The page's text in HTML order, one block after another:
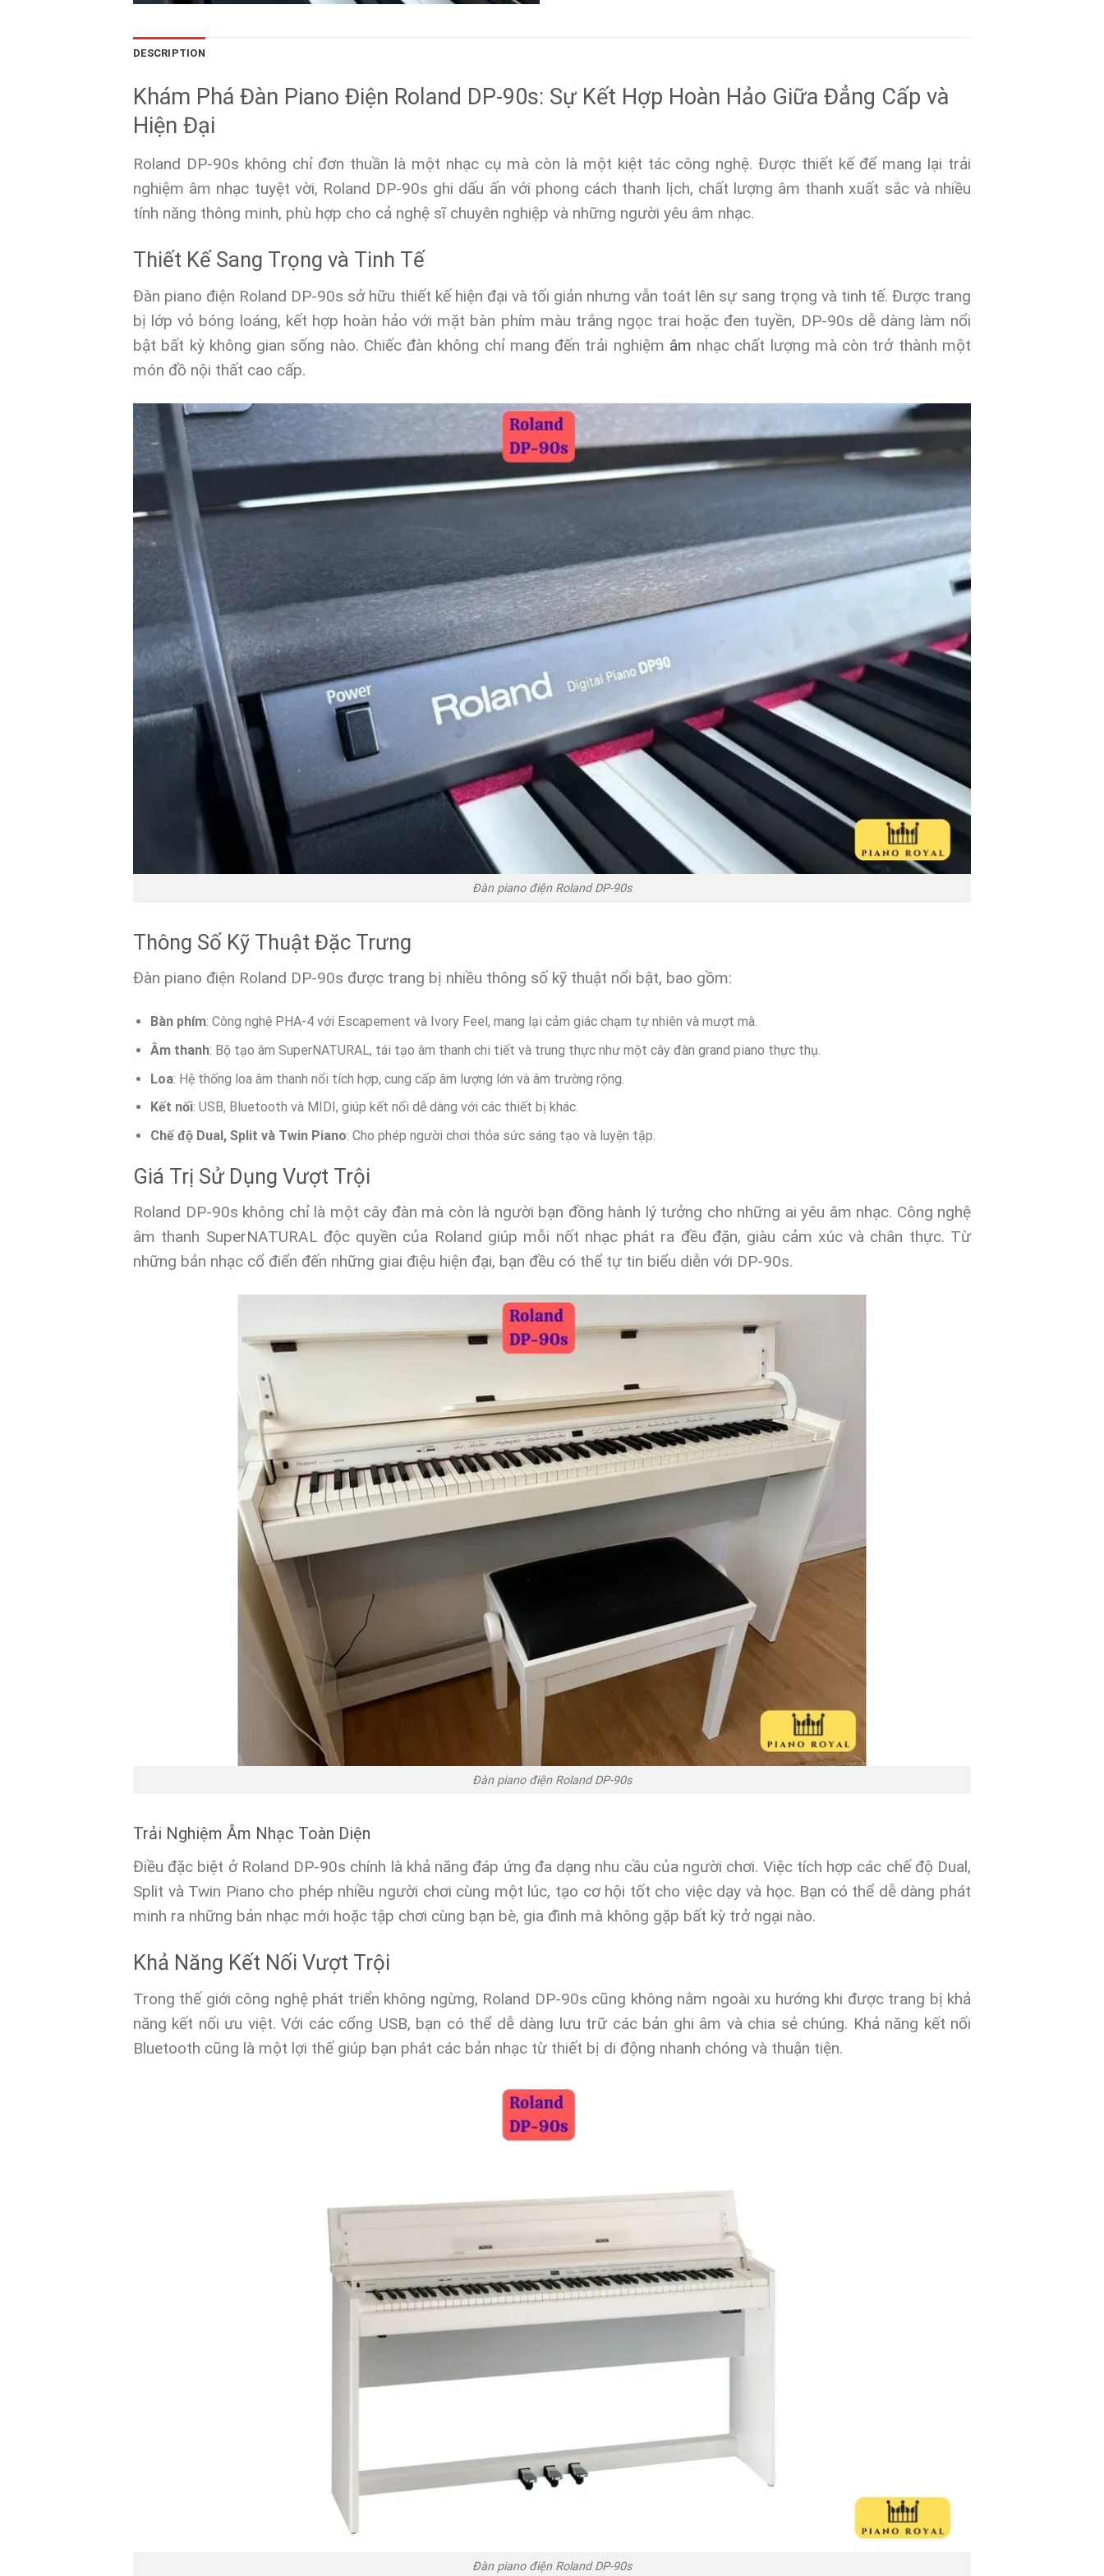
DESCRIPTION
Khám Phá Đàn Piano Điện Roland DP-90s: Sự Kết Hợp Hoàn Hảo Giữa Đẳng Cấp và
Hiện Đại
Roland DP-90s không chỉ đơn thuần là một nhạc cụ mà còn là một kiệt tác công nghệ. Được thiết kế để mang lại trải
nghiệm âm nhạc tuyệt vời, Roland DP-90s ghi dấu ấn với phong cách thanh lịch, chất lượng âm thanh xuất sắc và nhiều
tính năng thông minh, phù hợp cho cả nghệ sĩ chuyên nghiệp và những người yêu âm nhạc.
Thiết Kế Sang Trọng và Tinh Tế
Đàn piano điện Roland DP-90s sở hữu thiết kế hiện đại và tối giản nhưng vẫn toát lên sự sang trọng và tinh tế. Được trang
bị lớp vỏ bóng loáng, kết hợp hoàn hảo với mặt bàn phím màu trắng ngọc trai hoặc đen tuyền, DP-90s dễ dàng làm nổi
bật bất kỳ không gian sống nào. Chiếc đàn không chỉ mang đến trải nghiệm âm nhạc chất lượng mà còn trở thành một
món đồ nội thất cao cấp.
Đàn piano điện Roland DP-90s
Thông Số Kỹ Thuật Đặc Trưng
Đàn piano điện Roland DP-90s được trang bị nhiều thông số kỹ thuật nổi bật, bao gồm:
Bàn phím: Công nghệ PHA-4 với Escapement và Ivory Feel, mang lại cảm giác chạm tự nhiên và mượt mà.
Âm thanh: Bộ tạo âm SuperNATURAL, tái tạo âm thanh chi tiết và trung thực như một cây đàn grand piano thực thụ.
Loa: Hệ thống loa âm thanh nổi tích hợp, cung cấp âm lượng lớn và âm trường rộng.
Kết nối: USB, Bluetooth và MIDI, giúp kết nối dễ dàng với các thiết bị khác.
Chế độ Dual, Split và Twin Piano: Cho phép người chơi thỏa sức sáng tạo và luyện tập.
Giá Trị Sử Dụng Vượt Trội
Roland DP-90s không chỉ là một cây đàn mà còn là người bạn đồng hành lý tưởng cho những ai yêu âm nhạc. Công nghệ
âm thanh SuperNATURAL độc quyền của Roland giúp mỗi nốt nhạc phát ra đều đặn, giàu cảm xúc và chân thực. Từ
những bản nhạc cổ điển đến những giai điệu hiện đại, bạn đều có thể tự tin biểu diễn với DP-90s.
Đàn piano điện Roland DP-90s
Trải Nghiệm Âm Nhạc Toàn Diện
Điều đặc biệt ở Roland DP-90s chính là khả năng đáp ứng đa dạng nhu cầu của người chơi. Việc tích hợp các chế độ Dual,
Split và Twin Piano cho phép nhiều người chơi cùng một lúc, tạo cơ hội tốt cho việc dạy và học. Bạn có thể dễ dàng phát
minh ra những bản nhạc mới hoặc tập chơi cùng bạn bè, gia đình mà không gặp bất kỳ trở ngại nào.
Khả Năng Kết Nối Vượt Trội
Trong thế giới công nghệ phát triển không ngừng, Roland DP-90s cũng không nằm ngoài xu hướng khi được trang bị khả
năng kết nối ưu việt. Với các cổng USB, bạn có thể dễ dàng lưu trữ các bản ghi âm và chia sẻ chúng. Khả năng kết nối
Bluetooth cũng là một lợi thế giúp bạn phát các bản nhạc từ thiết bị di động nhanh chóng và thuận tiện.
Đàn piano điện Roland DP-90s